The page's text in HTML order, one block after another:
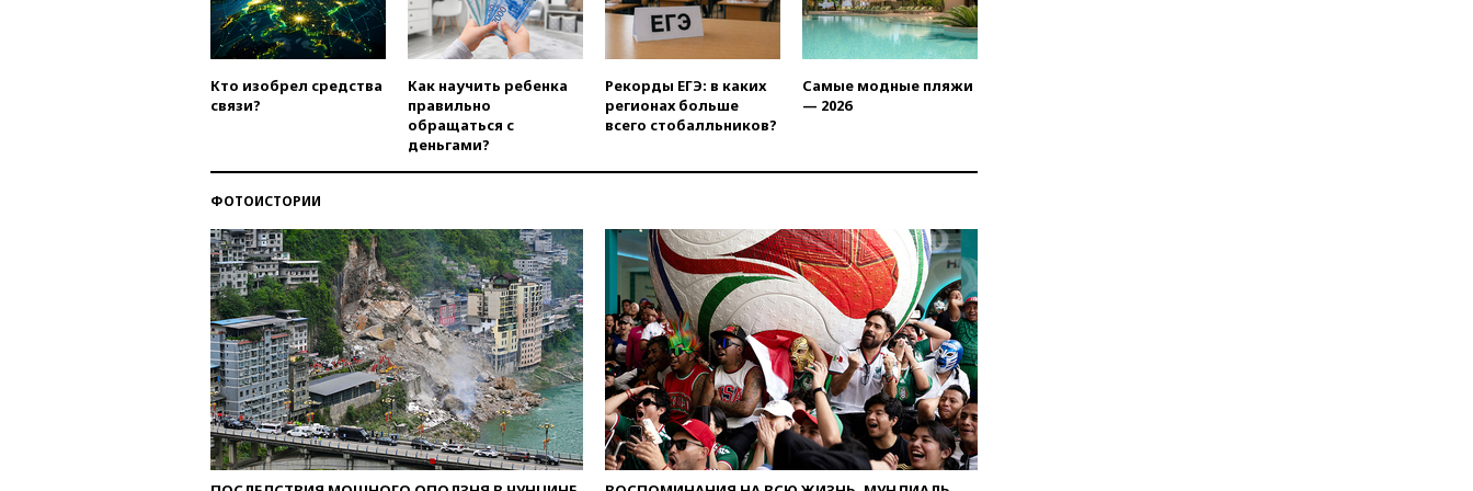
четыре года условно
вчера, 16:46ЦБ:
России снизились
вчера, 16:35
области направят 6,8 млрд
ученые США создали
гипоаллергенных собак
вчера, 15:45Спутник
«Электро-Л» № 5 введен в
эксплуатацию
вчера, 15:35Два человека
погибли при атаках дронов
ВСУ в Брянской области
вчера, 15:15В половине
штатов США зафиксирована
вспышка сальмонеллеза
Кто изобрел средства
связи?
Как научить ребенка
правильно
обращаться с
деньгами?
Рекорды ЕГЭ: в каких
регионах больше
всего стобалльников?
Самые модные пляжи
— 2026
ФОТОИСТОРИИ